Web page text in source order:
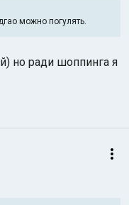
можно погулять.
но ради шоппинга я